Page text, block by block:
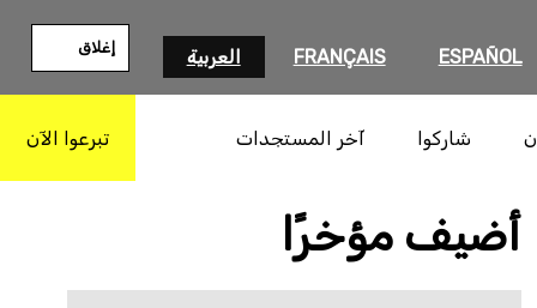
ESPAÑOL
FRANÇAIS العربية إغلاق
شاركوا آخر المستجدات تبرعوا الآن
أضيف مؤخرًا